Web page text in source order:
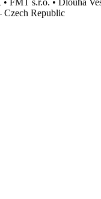
FMT s.r.o. • Dlouhá
Czech Republic